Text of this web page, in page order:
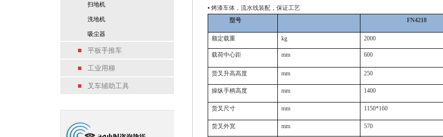
扫地机
洗地机
吸尘器
■ 平板手推车
■ 工业用梯
■ 叉车辅助工具
• 烤漆车体，流水线装配，保证工艺
型号
FN4218
额定载重 kg 2000
载荷中心距 mm 600
货叉升高高度 mm 250
操纵手柄高度 mm 1400
货叉尺寸 mm 1150*160
货叉外宽 mm 570